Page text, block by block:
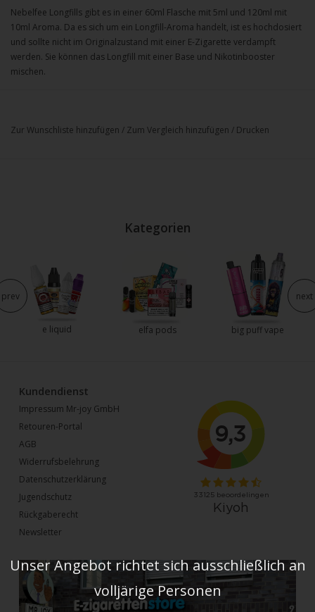
Nebelfee Longfills gibt es in einer 60ml Flasche mit 5ml und 120ml mit
10ml Aroma. Da es sich um ein Longfill-Aroma handelt, ist es hochdosiert
und sollte nicht im Originalzustand mit einer E-Zigarette verdampft
werden. Sie können das Longfill mit einer Base und Nikotinbooster
mischen.
Zur Wunschliste hinzufügen / Zum Vergleich hinzufügen / Drucken
Kategorien
e liquid elfa pods big puff vape
prev next
Kundendienst
Impressum Mr-joy GmbH
Retouren-Portal
AGB
Widerrufsbelehrung
Datenschutzerklärung
Jugendschutz
Rückgaberecht
Newsletter
Unser Angebot richtet sich ausschließlich an
volljärige Personen